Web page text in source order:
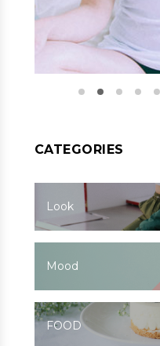
CATEGORIES
Look
Mood
FOOD